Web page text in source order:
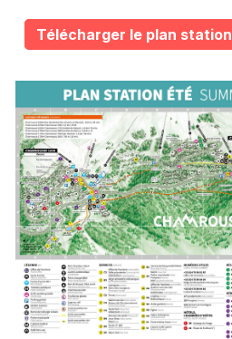
Télécharger le plan station